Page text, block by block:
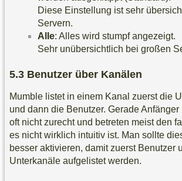
Diese Einstellung ist sehr
Servern.
Alle: Alles wird stumpf angezeigt.
Sehr unübersichtlich bei großen
Benutzer über Kanälen
Mumble listet in einem Kanal zuerst die
und dann die Benutzer. Gerade
oft nicht zurecht und betreten meist den
es nicht wirklich intuitiv ist. Man sollte
besser aktivieren, damit zuerst Benutzer
Unterkanäle aufgelistet werden.